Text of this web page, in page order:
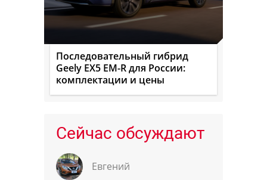
Последовательный гибрид
Geely EX5 EM-R для России:
комплектации и цены
Сейчас обсуждают
Евгений